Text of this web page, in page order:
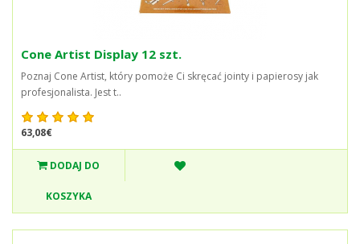
Cone Artist Display 12 szt.
Poznaj Cone Artist, który pomoże Ci skręcać jointy i papierosy jak
profesjonalista. Jest t..
63,08€
DODAJ DO
KOSZYKA